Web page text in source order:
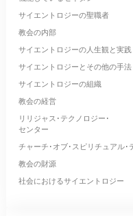
サイエントロジーの聖職者
教会の内部
サイエントロジーの人生観と実践
サイエントロジーとその他の手法
サイエントロジーの組織
教会の経営
リリジャス･テクノロジー･
センター
チャーチ･オブ･スピリチュアル･
教会の財源
社会におけるサイエントロジー